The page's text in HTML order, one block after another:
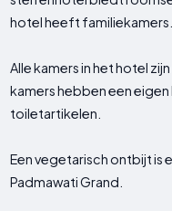
hotel heeft familiekamers.
Alle kamers in het hotel
kamers hebben een
toiletartikelen.
Een vegetarisch ontbijt is
Padmawati Grand.